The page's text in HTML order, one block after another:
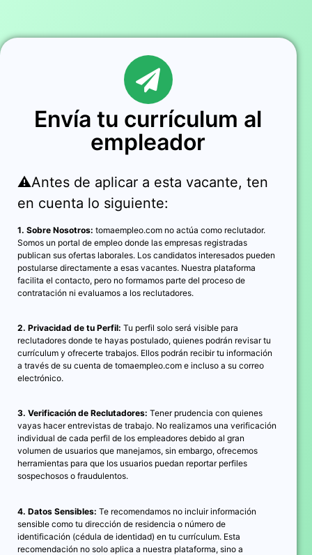
Envía tu currículum al
empleador
⚠️Antes de aplicar a esta vacante, ten
en cuenta lo siguiente:
1. Sobre Nosotros: tomaempleo.com no actúa como reclutador.
Somos un portal de empleo donde las empresas registradas
publican sus ofertas laborales. Los candidatos interesados pueden
postularse directamente a esas vacantes. Nuestra plataforma
facilita el contacto, pero no formamos parte del proceso de
contratación ni evaluamos a los reclutadores.
2. Privacidad de tu Perfil: Tu perfil solo será visible para
reclutadores donde te hayas postulado, quienes podrán revisar tu
currículum y ofrecerte trabajos. Ellos podrán recibir tu información
a través de su cuenta de tomaempleo.com e incluso a su correo
electrónico.
3. Verificación de Reclutadores: Tener prudencia con quienes
vayas hacer entrevistas de trabajo. No realizamos una verificación
individual de cada perfil de los empleadores debido al gran
volumen de usuarios que manejamos, sin embargo, ofrecemos
herramientas para que los usuarios puedan reportar perfiles
sospechosos o fraudulentos.
4. Datos Sensibles: Te recomendamos no incluir información
sensible como tu dirección de residencia o número de
identificación (cédula de identidad) en tu currículum. Esta
recomendación no solo aplica a nuestra plataforma, sino a